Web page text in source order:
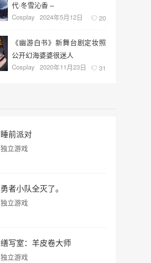
代·冬雪沁香 –
Cosplay 2024年5月12日 20
《幽游白书》新舞台剧定妆照
公开幻海婆婆很迷人
Cosplay 2020年11月23日 31
睡前派对
独立游戏
勇者小队全灭了。
独立游戏
缮写室：羊皮卷大师
独立游戏